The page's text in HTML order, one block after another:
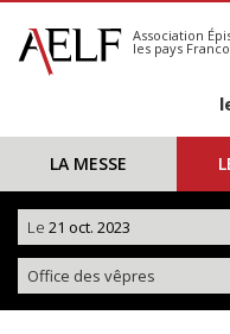
S'abonner
Calendrier
Association
les pays
LA MESSE
Le 21 oct. 2023
Office des vêpres